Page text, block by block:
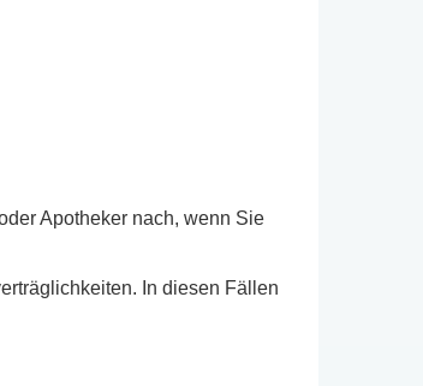
Apotheker nach, wenn Sie
In diesen Fällen